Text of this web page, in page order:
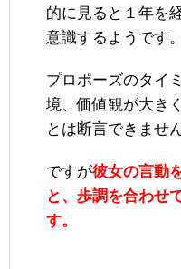
的に見ると１年を
意識するようです。
プロポーズのタイ
境、価値観が大き
とは断言できません
ですが彼女の言動
と、歩調を合わせ
す。